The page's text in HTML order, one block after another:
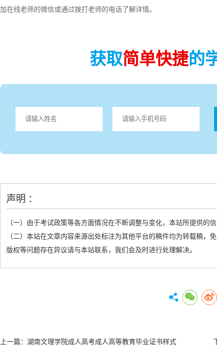
加在线老师的微信或通过拨打老师的电话了解详情。
获取简单快捷的
声明 ：
（一）由于考试政策等各方面情况在不断调整与变化，本站所提供的
（二）本站在文章内容来源出处标注为其他平台的稿件均为转载稿
版权等问题存在异议请与本站联系，我们会及时进行处理解决。
上一篇： 湖南文理学院成人高考成人高等教育毕业证书样式